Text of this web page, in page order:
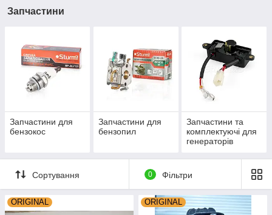
Запчастини
Запчастини для
бензокос
Запчастини для
бензопил
Запчастини та
комплектуючі для
генераторів
Сортування 0 Фільтри
ORIGINAL ORIGINAL